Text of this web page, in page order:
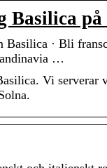
Basilica
Basilica · Bli
…
Vi serverar